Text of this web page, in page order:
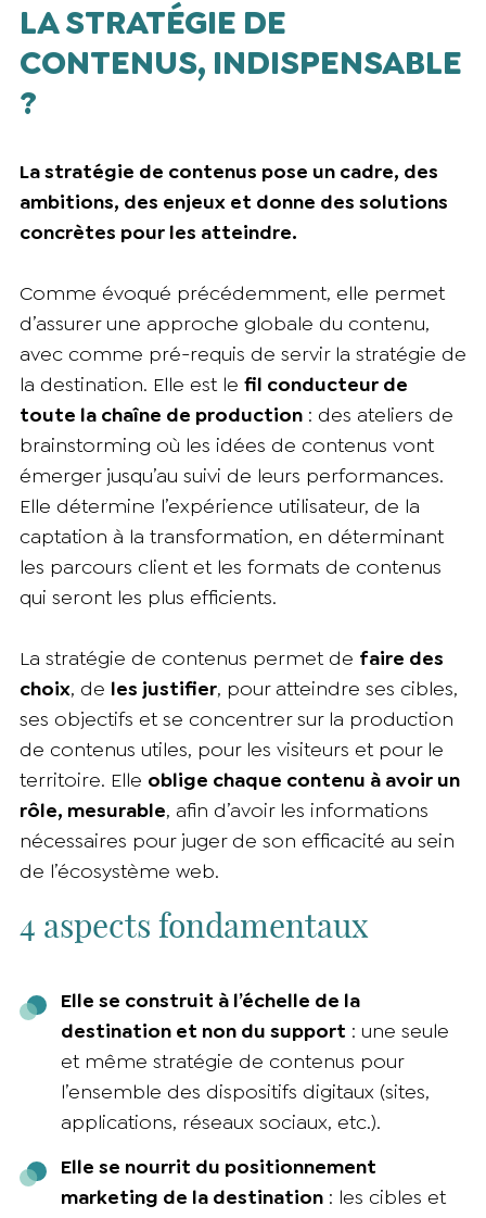
LA STRATÉGIE DE
CONTENUS, INDISPENSABLE
?
La stratégie de contenus pose un cadre, des
ambitions, des enjeux et donne des solutions
concrètes pour les atteindre.
Comme évoqué précédemment, elle permet
d’assurer une approche globale du contenu,
avec comme pré-requis de servir la stratégie de
la destination. Elle est le fil conducteur de
toute la chaîne de production: des ateliers de
brainstorming où les idées de contenus vont
émerger jusqu’au suivi de leurs performances.
Elle détermine l’expérience utilisateur, de la
captation à la transformation, en déterminant
les parcours client et les formats de contenus
qui seront les plus efficients.
La stratégie de contenus permet de faire des
choix, de les justifier, pour atteindre ses cibles,
ses objectifs et se concentrer sur la production
de contenus utiles, pour les visiteurs et pour le
territoire. Elle oblige chaque contenu à avoir un
rôle, mesurable, afin d’avoir les informations
nécessaires pour juger de son efficacité au sein
de l’écosystème web.
4 aspects fondamentaux
Elle se construit à l’échelle de la
destination et non du support : une seule
et même stratégie de contenus pour
l’ensemble des dispositifs digitaux (sites,
applications, réseaux sociaux, etc.).
Elle se nourrit du positionnement
marketing de la destination: les cibles et